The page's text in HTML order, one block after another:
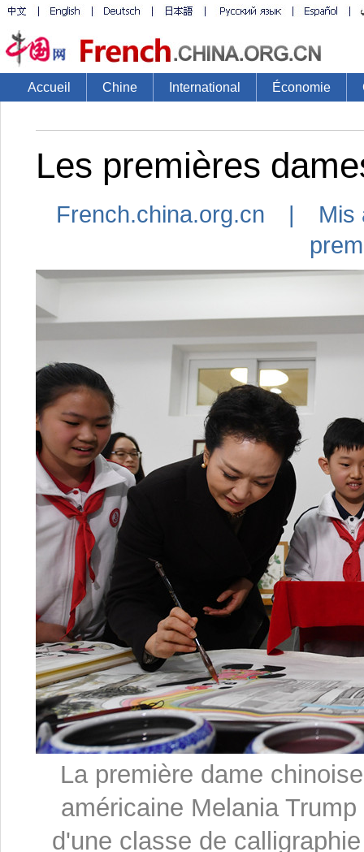
Accueil Chine International Économie
Les premières
French.china.org.cn |
La première dame
américaine Melania
d'une classe de